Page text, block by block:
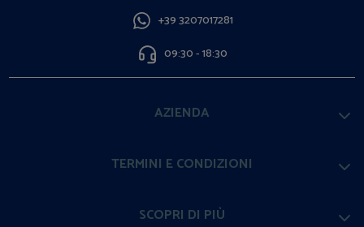
+39 3207017281
09:30 - 18:30
AZIENDA
TERMINI E CONDIZIONI
SCOPRI DI PIÙ